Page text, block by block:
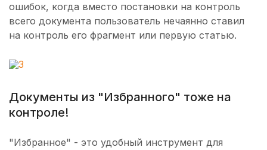
ошибок, когда вместо постановки на контроль
всего документа пользователь нечаянно ставил
на контроль его фрагмент или первую статью.
Документы из "Избранного" тоже на
контроле!
"Избранное" - это удобный инструмент для